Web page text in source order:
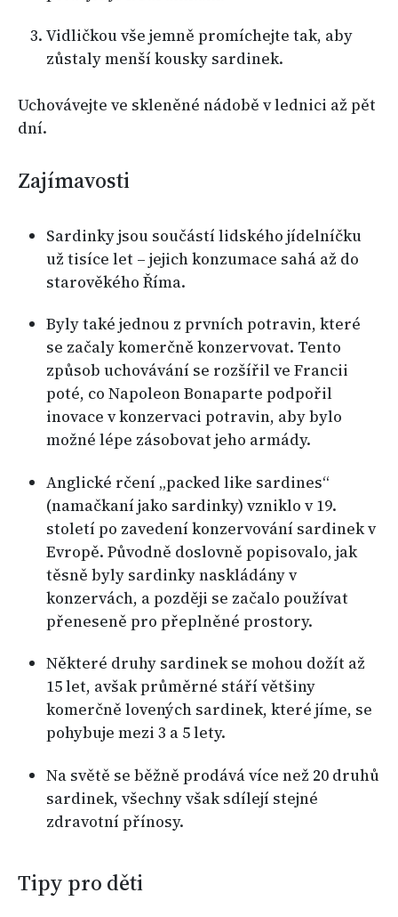
Vidličkou vše jemně promíchejte tak, aby
zůstaly menší kousky sardinek.
Uchovávejte ve skleněné nádobě v lednici až pět
dní.
Zajímavosti
Sardinky jsou součástí lidského jídelníčku
už tisíce let – jejich konzumace sahá až do
starověkého Říma.
Byly také jednou z prvních potravin, které
se začaly komerčně konzervovat. Tento
způsob uchovávání se rozšířil ve Francii
poté, co Napoleon Bonaparte podpořil
inovace v konzervaci potravin, aby bylo
možné lépe zásobovat jeho armády.
Anglické rčení „packed like sardines“
(namačkaní jako sardinky) vzniklo v 19.
století po zavedení konzervování sardinek v
Evropě. Původně doslovně popisovalo, jak
těsně byly sardinky naskládány v
konzervách, a později se začalo používat
přeneseně pro přeplněné prostory.
Některé druhy sardinek se mohou dožít až
15 let, avšak průměrné stáří většiny
komerčně lovených sardinek, které jíme, se
pohybuje mezi 3 a 5 lety.
Na světě se běžně prodává více než 20 druhů
sardinek, všechny však sdílejí stejné
zdravotní přínosy.
Tipy pro děti